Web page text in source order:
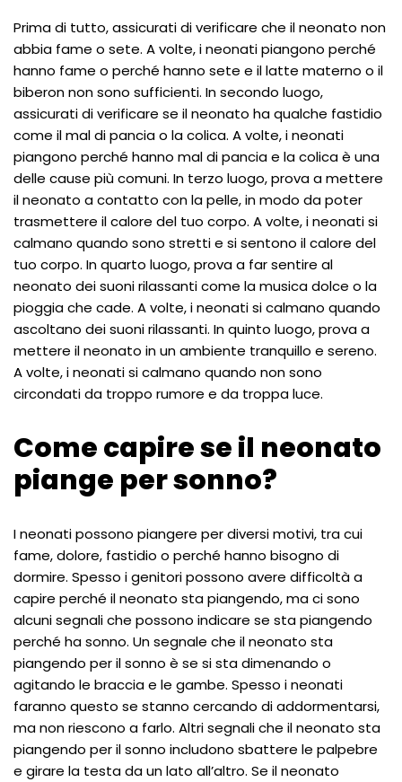
Prima di tutto, assicurati di verificare che il neonato non
abbia fame o sete. A volte, i neonati piangono perché
hanno fame o perché hanno sete e il latte materno o il
biberon non sono sufficienti. In secondo luogo,
assicurati di verificare se il neonato ha qualche fastidio
come il mal di pancia o la colica. A volte, i neonati
piangono perché hanno mal di pancia e la colica è una
delle cause più comuni. In terzo luogo, prova a mettere
il neonato a contatto con la pelle, in modo da poter
trasmettere il calore del tuo corpo. A volte, i neonati si
calmano quando sono stretti e si sentono il calore del
tuo corpo. In quarto luogo, prova a far sentire al
neonato dei suoni rilassanti come la musica dolce o la
pioggia che cade. A volte, i neonati si calmano quando
ascoltano dei suoni rilassanti. In quinto luogo, prova a
mettere il neonato in un ambiente tranquillo e sereno.
A volte, i neonati si calmano quando non sono
circondati da troppo rumore e da troppa luce.
Come capire se il neonato
piange per sonno?
I neonati possono piangere per diversi motivi, tra cui
fame, dolore, fastidio o perché hanno bisogno di
dormire. Spesso i genitori possono avere difficoltà a
capire perché il neonato sta piangendo, ma ci sono
alcuni segnali che possono indicare se sta piangendo
perché ha sonno. Un segnale che il neonato sta
piangendo per il sonno è se si sta dimenando o
agitando le braccia e le gambe. Spesso i neonati
faranno questo se stanno cercando di addormentarsi,
ma non riescono a farlo. Altri segnali che il neonato sta
piangendo per il sonno includono sbattere le palpebre
e girare la testa da un lato all’altro. Se il neonato